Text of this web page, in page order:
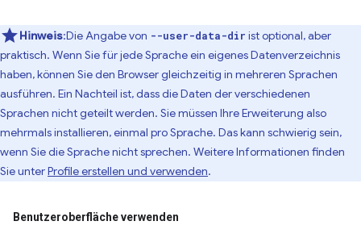
Hinweis:Die Angabe von --user-data-dir ist optional, aber
praktisch. Wenn Sie für jede Sprache ein eigenes Datenverzeichnis
haben, können Sie den Browser gleichzeitig in mehreren Sprachen
ausführen. Ein Nachteil ist, dass die Daten der verschiedenen
Sprachen nicht geteilt werden. Sie müssen Ihre Erweiterung also
mehrmals installieren, einmal pro Sprache. Das kann schwierig sein,
wenn Sie die Sprache nicht sprechen. Weitere Informationen finden
Sie unterProfile erstellen und verwenden.
Benutzeroberfläche verwenden